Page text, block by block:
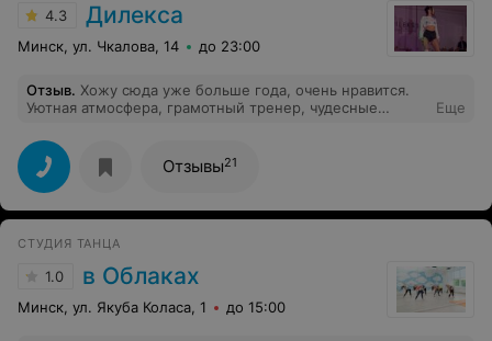
4.3 Дилекса
Минск, ул. Чкалова, 14 до 23:00
Отзыв. Хожу сюда уже больше года, очень нравится.
Уютная атмосфера, грамотный тренер, чудесные
программа: поэтапно, шаг за шагом и без насилия.
Развиваешься в своем темпе и кайфуешь в процессе.
Люблю и жду каждое занятие!
Еще
Отзывы21
СТУДИЯ ТАНЦА
1.0 в Облаках
Минск, ул. Якуба Коласа, 1 до 15:00